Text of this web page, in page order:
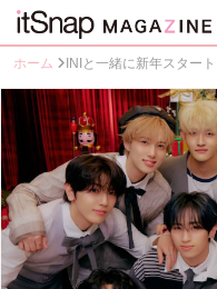
ホーム INIと一緒に新年スター